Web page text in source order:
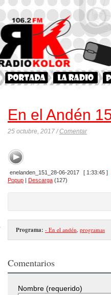
En el Andén
25 octubre, 2017 /Comentar
enelanden_151_28-06-2017 [ 1:33:45 ]
Popup | Descarga (127)
Programa: - En el andén programas
Comentarios
Nombre (requerido)